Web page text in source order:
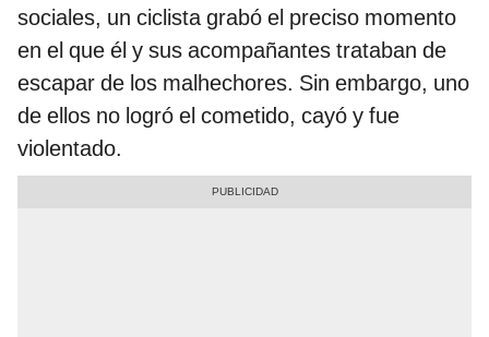
sociales, un ciclista grabó el preciso momento
en el que él y sus acompañantes trataban de
escapar de los malhechores. Sin embargo, uno
de ellos no logró el cometido, cayó y fue
violentado.